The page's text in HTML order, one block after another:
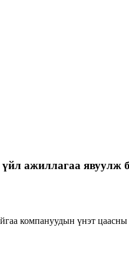
ажиллагаа явуулж